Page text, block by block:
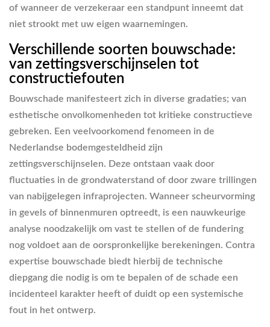
of wanneer de verzekeraar een standpunt inneemt dat
niet strookt met uw eigen waarnemingen.
Verschillende soorten bouwschade:
van zettingsverschijnselen tot
constructiefouten
Bouwschade manifesteert zich in diverse gradaties; van
esthetische onvolkomenheden tot kritieke constructieve
gebreken. Een veelvoorkomend fenomeen in de
Nederlandse bodemgesteldheid zijn
zettingsverschijnselen. Deze ontstaan vaak door
fluctuaties in de grondwaterstand of door zware trillingen
van nabijgelegen infraprojecten. Wanneer scheurvorming
in gevels of binnenmuren optreedt, is een nauwkeurige
analyse noodzakelijk om vast te stellen of de fundering
nog voldoet aan de oorspronkelijke berekeningen. Contra
expertise bouwschade biedt hierbij de technische
diepgang die nodig is om te bepalen of de schade een
incidenteel karakter heeft of duidt op een systemische
fout in het ontwerp.